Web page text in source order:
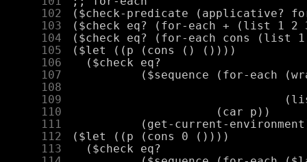
    102
    103
    104
    105
    106
    107
    108
    109
    110
    111
    112
    113